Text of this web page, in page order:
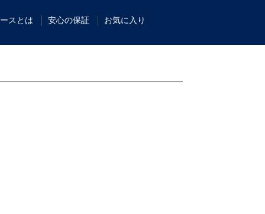
スとは 安心の保証 お気に入り